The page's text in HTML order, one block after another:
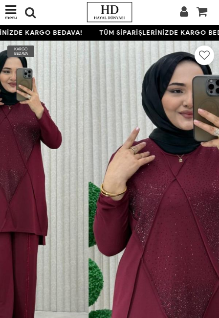
menü
KARGO BEDAVA! TÜM SİPARİŞLERİNİZDE KARGO
KARGO
BEDAVA